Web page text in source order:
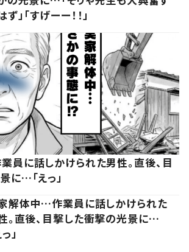
ず」「すげーー！！」
員に話しかけられた男性。直後、目
に…「えっ」
解体中…作業員に話しかけられた
。直後、目撃した衝撃の光景に…
」